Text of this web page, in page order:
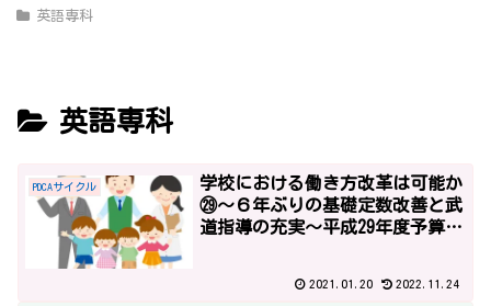
英語専科
英語専科
PDCAサイクル
学校における働き方改革は可能か
㉙～６年ぶりの基礎定数改善と武
道指導の充実～平成29年度予算2
2021.01.20 2022.11.24